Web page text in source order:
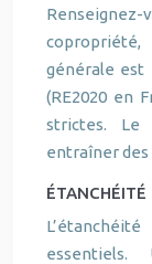
générale est
(RE2020 en
strictes. Le
entraîner des